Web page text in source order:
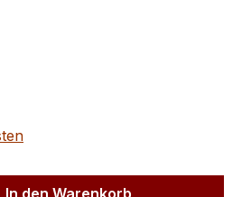
gewünschten Wert
In den Warenkorb